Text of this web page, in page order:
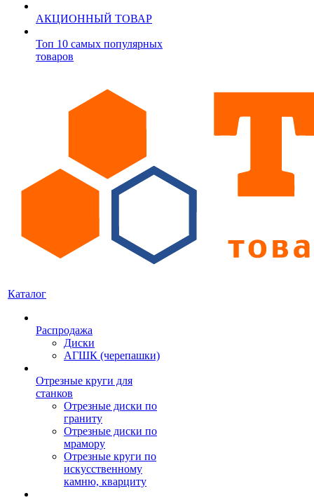
АКЦИОННЫЙ ТОВАР
Топ 10 самых популярных
товаров
Каталог
Распродажа
Диски
АГШК (черепашки)
Отрезные круги для
станков
Отрезные диски по
граниту
Отрезные диски по
мрамору
Отрезные круги по
искусственному
камню, кварциту